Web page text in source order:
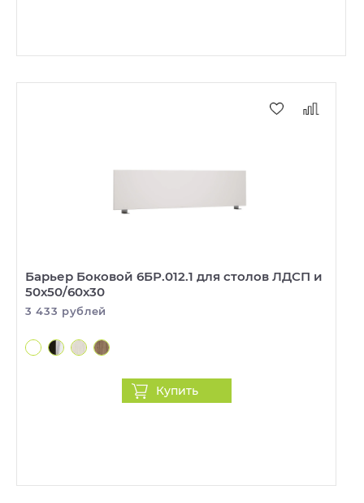
Барьер Боковой 6БР.012.1 для столов ЛДСП и
50х50/60х30
3 433 рублей
Купить